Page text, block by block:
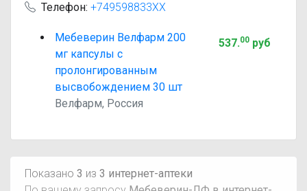
Телефон: +749598833XX
Мебеверин Велфарм 200
мг капсулы с
пролонгированным
высвобождением 30 шт
Велфарм, Россия
537.00руб
Показано 3 из 3 интернет-аптеки